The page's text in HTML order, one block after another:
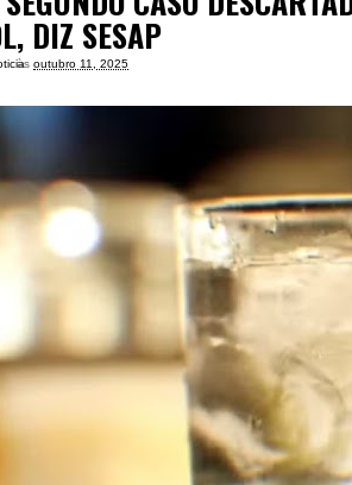
DIZ SESAP
às outubro 11, 2025